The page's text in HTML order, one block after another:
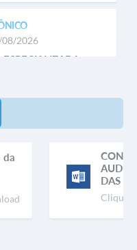
08/2026
da
DAS
Clique